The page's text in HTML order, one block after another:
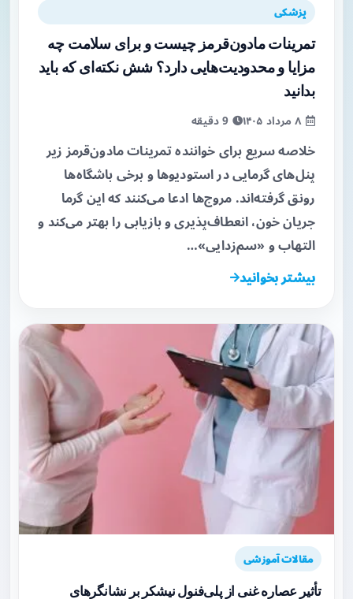
پزشکی
تمرینات مادون‌قرمز چیست و برای سلامت چه
مزایا و محدودیت‌هایی دارد؟ شش نکته‌ای که باید
بدانید
خلاصه سریع برای خواننده تمرینات مادون‌قرمز زیر
پنل‌های گرمایی در استودیوها و برخی باشگاه‌ها
رونق گرفته‌اند. مروج‌ها ادعا می‌کنند که این گرما
جریان خون، انعطاف‌پذیری و بازیابی را بهتر می‌کند و
التهاب و «سم‌زدایی»…
بیشتر بخوانید
مقالات آموزشی
تأثیر عصاره غنی از پلی‌فنول نیشکر بر نشانگرهای